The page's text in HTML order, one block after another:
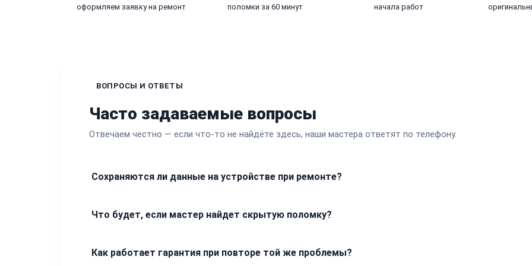
оформляем заявку на ремонт
поломки за 60 минут
начала работ
ВОПРОСЫ И ОТВЕТЫ
Часто задаваемые вопросы
Отвечаем честно — если что-то не найдёте здесь, наши мастера ответят по телефону.
Сохраняются ли данные на устройстве при ремонте?
менее, перед сдачей в сервис рекомендуем убедиться, что все данные успешно синхронизированы с
Что будет, если мастер найдет скрытую поломку?
приемке, менеджер свяжется с вами, опишет ситуацию и согласует итоговую стоимость до начала
Как работает гарантия при повторе той же проблемы?